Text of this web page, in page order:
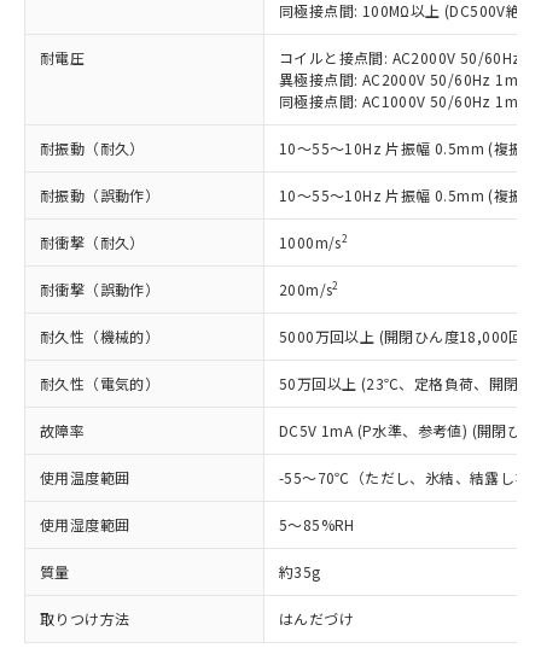
同極接点間: 100MΩ以上 (DC500V絶縁
耐電圧
コイルと接点間: AC2000V 50/60Hz
異極接点間: AC2000V 50/60Hz 1min
同極接点間: AC1000V 50/60Hz 1min
耐振動（耐久） 10～55～10Hz 片振幅 0.5mm (複振
耐振動（誤動作） 10～55～10Hz 片振幅 0.5mm (複振
耐衝撃（耐久） 1000m/s2
耐衝撃（誤動作） 200m/s2
耐久性（機械的） 5000万回以上 (開閉ひん度18,000回/
耐久性（電気的） 50万回以上 (23℃、定格負荷、開閉
故障率 DC5V 1mA (P水準、参考値) (開閉ひ
使用温度範囲 -55～70℃（ただし、氷結、結露しな
使用湿度範囲 5～85%RH
質量 約35g
取りつけ方法 はんだづけ
記載している更新日時点での社内デー
タに基づき作成されるものであり、閲
覧された時点での実際の在庫および標
準価格とは異なる場合があることをご
正式な納期状況および標準価格はお客
様のお取引先、またはお客様担当のオ
ムロン制御機器販売店・当社販売員に
ご相談ください。
オムロン制御機器販売店や当社販売拠
販売ネットワーク
」をご確認
ください。
在庫状況および標準価格結果を当社の
事前の承諾なく第三者に漏洩または開
示しないようお願いします。
マイパーツ機能（部品リスト作成サー
ビス）をご利用いただくには、I-Web
メンバーズにご登録されている必要が
お客様が当ウェブサイト上で当社にご
登録された部品リストについて、当社
および当社の共同利用者が、当社の製
品・サービスに関するお客様との取
引・商談に必要な範囲で利用すること
をご了承ください。
※当社の共同利用者とは、"個人情報
六価クロム(Cr(Ⅵ)) 1000ppm以下、ポリ臭化ビフェニル
類(PBB) 1000ppm以下、ポリ臭化ジフェニルエーテル類
ルベンジル（BBP） 1000ppm以下、フタル酸ジブチル
（DBP） 1000ppm以下、フタル酸ジイソブチル
(DIBP) 1000ppm以下
但し、RoHS指令で産業用監視および制御機器に対する
フタル酸エステル類の４物質については閾値を超える意
図的な使用がないことを確認しています。
※2 対応予定月
部品在庫の切り替え状況などにより、予定
月が前後することがあります。
※3 非含有証明書ダウンロード
下記の非含有証明書をダウンロードするこ
EU RoHS指令（10物質）の非含有証明書
*中国RoHS10物質の基準値 (GB/T26572)：
Pb(鉛) :1000ppm、 Hg(水銀) : 1000ppm、 Cd(カドミウ
Cr(Ⅵ)(六価クロム) : 1000ppm、 PBBs(ポリ臭化ビフェ
ニル類) : 1000ppm、 PBDEs(ポリ臭化ジフェニルエーテ
ル類) : 1000ppm、
DBP(フタル酸ジブチル) : 1000ppm、 DIBP(フタル酸ジ
イソブチル) : 1000ppm、 BBP(フタル酸ブチルベンジ
ル) : 1000ppm、
※2 環境保護使用期限
「ｅ」：有害物質（10物質）のすべてが基
準値以下であることを示します。
「10」：通常の使用状況下において有害物
質が外部に漏えいし、環境に深刻な影響を
及ぼさない年数を意味します。
「－」：未確認です。当社販売部門へお問
い合わせください。
（以下｢規制貨物等」という）を輸出
または国外への提供する場合は、日本
国政府の輸出許可(または役務取引許
可)を取得するなどの必要な手続きを
当社は規制貨物を破棄する場合は、完
全に破砕するなど、違法に輸出されな
いよう必要な手段を講じます。
当社は貴社製品を、核兵器、ミサイ
ル、化学兵器、生物兵器またはその他
武器並びにこれらの製造装置等に一切
使用いたしません。
当社は、貴社製品を第三者に販売する
場合は、上記1、2および3の内容を当
該第三者に通知します。また当社は、
販売先および販売に係わる関係者が違
法に輸出するおそれがある場合は、取
り引きをいたしません。
キャンセル
一定数以上の在庫あり
一定数には満たないが在庫あり
－
在庫なし(最新の在庫状況につ
いては、お客様のお取引先、ま
たはお客様担当のオムロン制御
機器販売店・当社販売員にご確
空
受注生産機種、また在庫状況の
情報を公開していない機種